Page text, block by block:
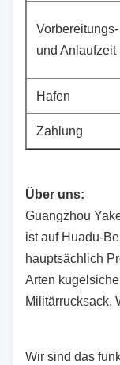
Vorbereitungs-
und Anlaufzeit
Hafen
Zahlung
Über uns:
Guangzhou
ist auf Huadu-
hauptsächlich
Arten
Militärrucksack,
Wir sind das